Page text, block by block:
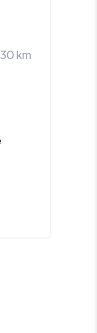
30km